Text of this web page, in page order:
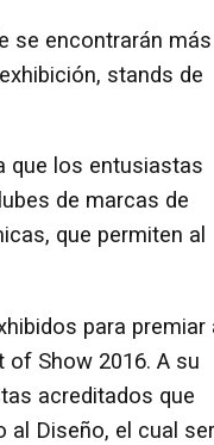
se encontrarán más
stands de
que los entusiastas
de marcas de
que permiten al
para premiar
of Show 2016. A su
acreditados que
al Diseño, el cual